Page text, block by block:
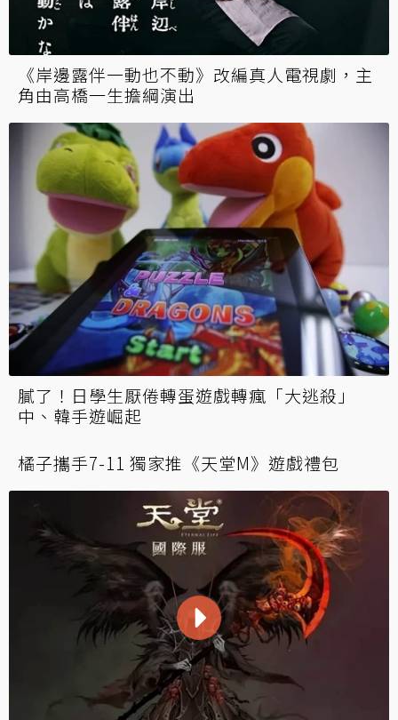
《岸邊露伴一動也不動》改編真人電視劇，主
角由高橋一生擔綱演出
膩了！日學生厭倦轉蛋遊戲轉瘋「大逃殺」
中、韓手遊崛起